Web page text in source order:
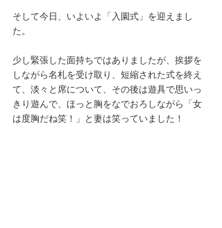
そして今日、いよいよ「入園式」を迎えまし
た。
少し緊張した面持ちではありましたが、挨拶を
しながら名札を受け取り、短縮された式を終え
て、淡々と席について、その後は遊具で思いっ
きり遊んで、ほっと胸をなでおろしながら「女
は度胸だね笑！」と妻は笑っていました！